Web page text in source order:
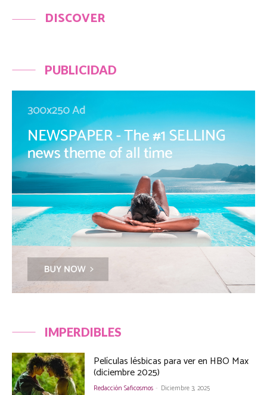
DISCOVER
PUBLICIDAD
IMPERDIBLES
Películas lésbicas para ver en HBO Max
(diciembre 2025)
Redacción Saficosmos - Diciembre 3, 2025